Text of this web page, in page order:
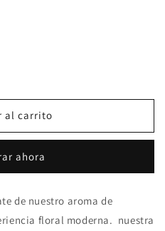
al carrito
ahora
de nuestro aroma de
floral moderna. nuestra